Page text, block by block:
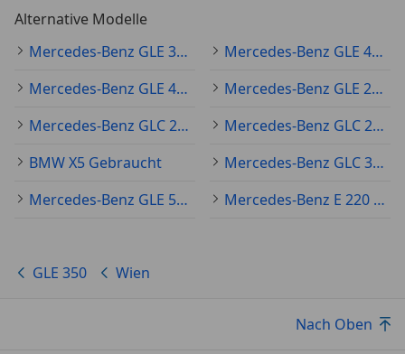
Alternative Modelle
Mercedes-Benz GLE 300 Gebraucht
Mercedes-Benz GLE 400 Gebraucht
Mercedes-Benz GLE 450 Gebraucht
Mercedes-Benz GLE 250 Gebraucht
Mercedes-Benz GLC 220 Gebraucht
Mercedes-Benz GLC 250 Gebraucht
BMW X5 Gebraucht
Mercedes-Benz GLC 300 Gebraucht
Mercedes-Benz GLE 53 AMG Gebraucht
Mercedes-Benz E 220 Gebraucht
GLE 350 Wien
Nach Oben